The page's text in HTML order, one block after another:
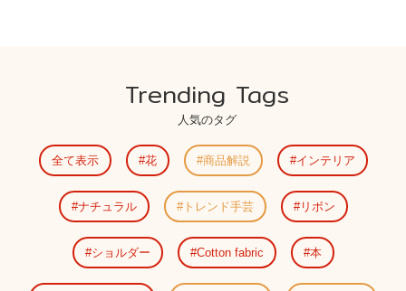
Trending Tags
人気のタグ
全て表示 花 商品解説 インテリア
ナチュラル トレンド手芸 リボン
ショルダー Cotton fabric 本